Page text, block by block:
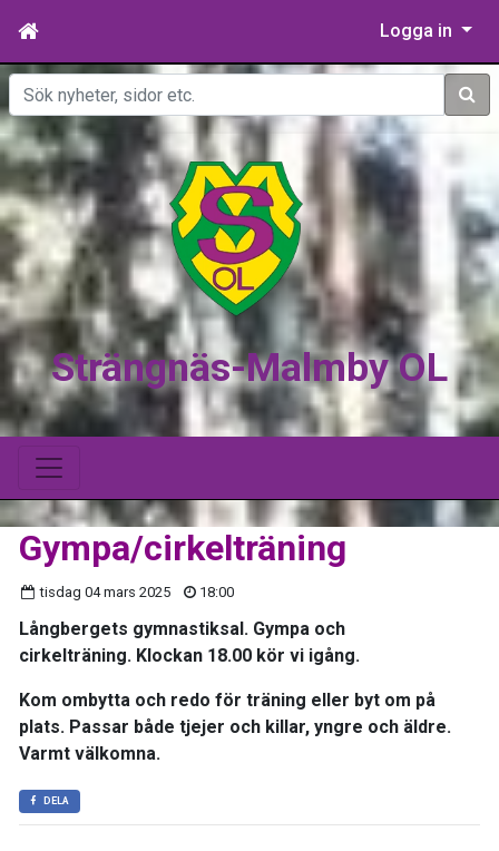
Logga in
Sök
Strängnäs-Malmby OL
Gympa/cirkelträning
tisdag 04 mars 2025 18:00
Långbergets gymnastiksal. Gympa och
cirkelträning. Klockan 18.00 kör vi igång.
Kom ombytta och redo för träning eller byt om på
plats. Passar både tjejer och killar, yngre och äldre.
Varmt välkomna.
DELA